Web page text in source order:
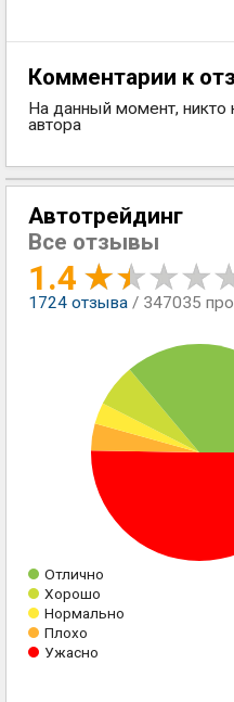
Комментарии к
На данный момент, никто
автора
Автотрейдинг
Все отзывы
1.4
1724 отзыва / 347035
Отлично
Хорошо
Нормально
Плохо
Ужасно